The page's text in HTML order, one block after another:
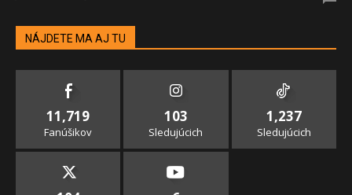
NÁJDETE MA AJ TU
11,719
Fanúšikov
103
Sledujúcich
1,237
Sledujúcich